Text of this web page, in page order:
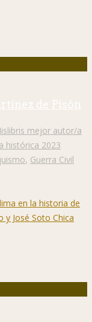
de Pisón
mejor autor/a
histórica 2023
, Guerra Civil